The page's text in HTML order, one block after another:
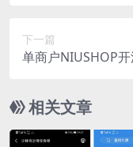
下一篇
单商户NIUSHOP
相关文章